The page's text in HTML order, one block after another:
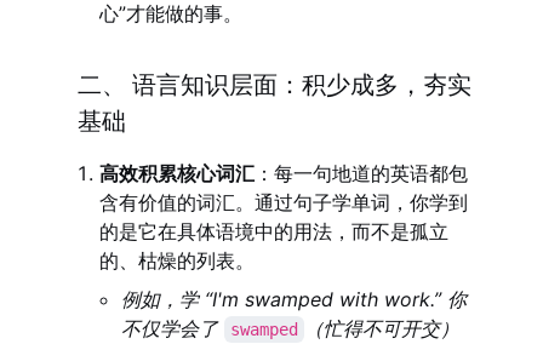
心”才能做的事。
二、 语言知识层面：积少成多，夯实
基础
高效积累核心词汇 ：每一句地道的英语都包
含有价值的词汇。通过句子学单词，你学到
的是它在具体语境中的用法，而不是孤立
的、枯燥的列表。
例如，学 “I'm swamped with work.” 你
不仅学会了
swamped
（忙得不可开交）